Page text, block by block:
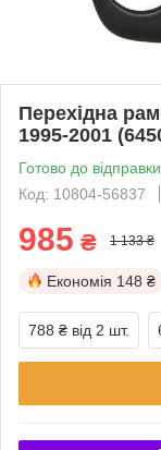
Перехідна
1995-2001
Готово до
Код: 10804-56837
985 ₴ 1 133 ₴
Економія 148 ₴
788 ₴ від 2 шт.